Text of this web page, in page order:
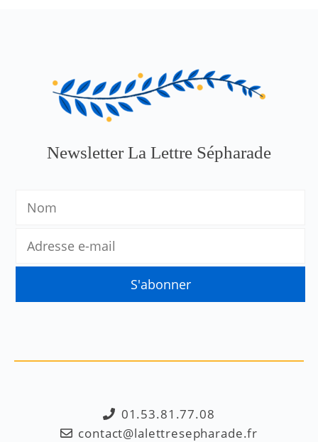
Newsletter La Lettre Sépharade
01.53.81.77.08
contact@lalettresepharade.fr